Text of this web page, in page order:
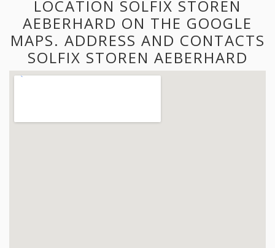
LOCATION SOLFIX STOREN
AEBERHARD ON THE GOOGLE
MAPS. ADDRESS AND CONTACTS
SOLFIX STOREN AEBERHARD